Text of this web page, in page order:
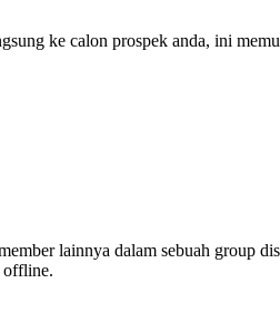
ke calon prospek anda, ini
lainnya dalam sebuah group
offline.